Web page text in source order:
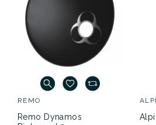
REMO
Remo Dynamos